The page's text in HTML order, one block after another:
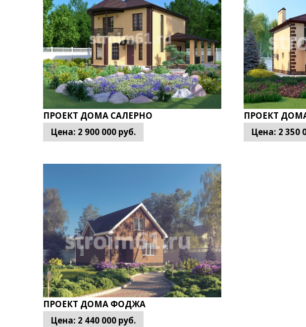
ПРОЕКТ ДОМА САЛЕРНО
Цена: 2 900 000 руб.
ПРОЕКТ
Цена: 2 350
ПРОЕКТ ДОМА ФОДЖА
Цена: 2 440 000 руб.